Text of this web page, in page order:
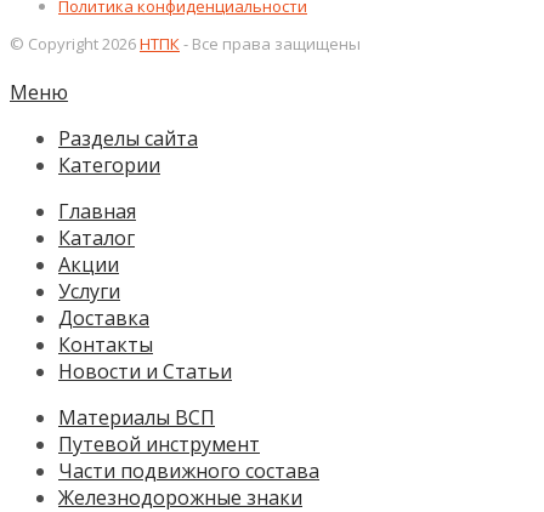
Политика конфиденциальности
© Copyright 2026НТПК- Все права защищены
Меню
Разделы сайта
Категории
Главная
Каталог
Акции
Услуги
Доставка
Контакты
Новости и Статьи
Материалы ВСП
Путевой инструмент
Части подвижного состава
Железнодорожные знаки